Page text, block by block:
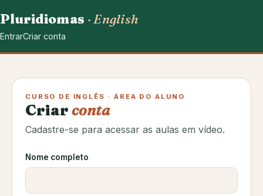
Pluridiomas · English
EntrarCriar conta
CURSO DE INGLÊS · ÁREA DO ALUNO
Criarconta
Cadastre-se para acessar as aulas em vídeo.
Nome completo